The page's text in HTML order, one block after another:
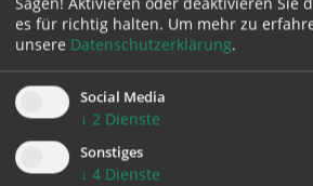
Unterdrückung aus, suggeriert
jede und jeden selbst ankommt,
Verbundenheit und gegenseitige
existieren nur durch andere
in unserer Entwicklung, wir
Verhältnis zur Welt, zu anderen
es für richtig halten. Um mehr zu
unsere Datenschutzerklärung.
Social Media
↓ 2 Dienste
Sonstiges
↓ 4 Dienste